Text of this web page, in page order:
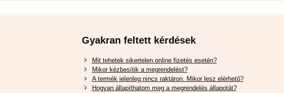
Gyakran feltett kérdések
Mit tehetek sikertelen online fizetés esetén?
Mikor kézbesítik a megrendelést?
A termék jelenleg nincs raktáron. Mikor lesz elérhető?
Hogyan állapíthatom meg a megrendelés állapotát?